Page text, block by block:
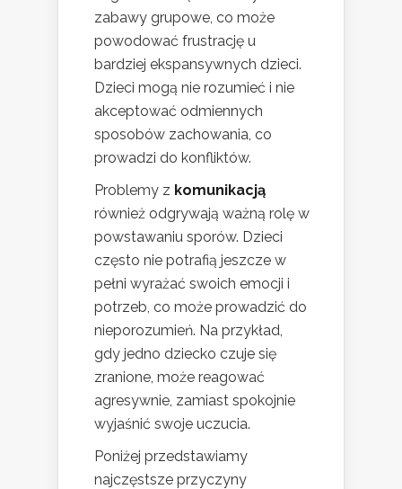
zabawy grupowe, co może
powodować frustrację u
bardziej ekspansywnych dzieci.
Dzieci mogą nie rozumieć i nie
akceptować odmiennych
sposobów zachowania, co
prowadzi do konfliktów.
Problemy z komunikacją
również odgrywają ważną rolę w
powstawaniu sporów. Dzieci
często nie potrafią jeszcze w
pełni wyrażać swoich emocji i
potrzeb, co może prowadzić do
nieporozumień. Na przykład,
gdy jedno dziecko czuje się
zranione, może reagować
agresywnie, zamiast spokojnie
wyjaśnić swoje uczucia.
Poniżej przedstawiamy
najczęstsze przyczyny